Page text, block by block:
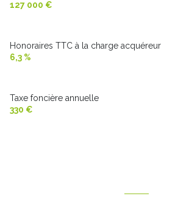
127 000 €
Honoraires TTC à la charge acquéreur
6,3 %
Taxe foncière annuelle
330 €